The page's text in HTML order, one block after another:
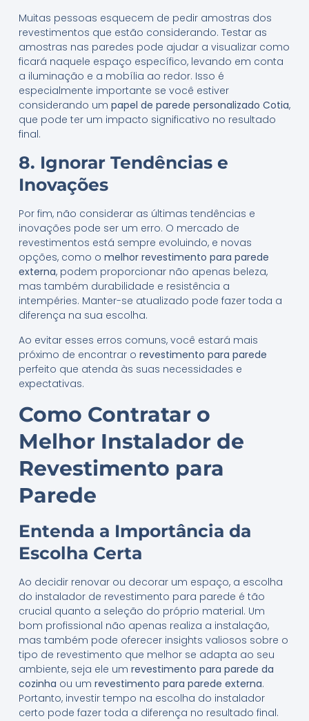
Muitas pessoas esquecem de pedir amostras dos
revestimentos que estão considerando. Testar as
amostras nas paredes pode ajudar a visualizar como
ficará naquele espaço específico, levando em conta
a iluminação e a mobília ao redor. Isso é
especialmente importante se você estiver
considerando um papel de parede personalizado Cotia,
que pode ter um impacto significativo no resultado
final.
8. Ignorar Tendências e
Inovações
Por fim, não considerar as últimas tendências e
inovações pode ser um erro. O mercado de
revestimentos está sempre evoluindo, e novas
opções, como o melhor revestimento para parede
externa, podem proporcionar não apenas beleza,
mas também durabilidade e resistência a
intempéries. Manter-se atualizado pode fazer toda a
diferença na sua escolha.
Ao evitar esses erros comuns, você estará mais
próximo de encontrar o revestimento para parede
perfeito que atenda às suas necessidades e
expectativas.
Como Contratar o
Melhor Instalador de
Revestimento para
Parede
Entenda a Importância da
Escolha Certa
Ao decidir renovar ou decorar um espaço, a escolha
do instalador de revestimento para parede é tão
crucial quanto a seleção do próprio material. Um
bom profissional não apenas realiza a instalação,
mas também pode oferecer insights valiosos sobre o
tipo de revestimento que melhor se adapta ao seu
ambiente, seja ele um revestimento para parede da
cozinha ou um revestimento para parede externa.
Portanto, investir tempo na escolha do instalador
certo pode fazer toda a diferença no resultado final.